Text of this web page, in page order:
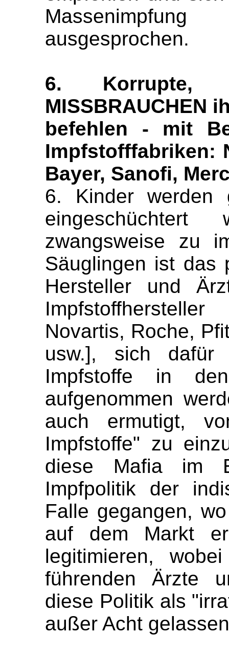
ausgesprochen.
6. Korrupte,
MISSBRAUCHEN
befehlen - mit
Impfstofffabriken:
Bayer, Sanofi,
6. Kinder werden
zwangsweise zu
Säuglingen ist das
Hersteller und
Novartis, Roche,
usw.], sich dafür
Impfstoffe in
aufgenommen
auch ermutigt,
Impfstoffe" zu
diese Mafia im
Impfpolitik der
Falle gegangen,
auf dem Markt
legitimieren,
führenden Ärzte
diese Politik als
außer Acht